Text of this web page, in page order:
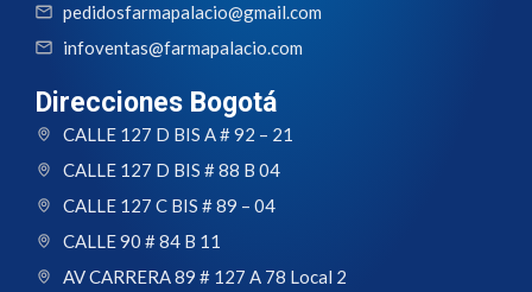
pedidosfarmapalacio@gmail.com
infoventas@farmapalacio.com
Direcciones Bogotá
CALLE 127 D BIS A # 92 – 21
CALLE 127 D BIS # 88 B 04
CALLE 127 C BIS # 89 – 04
CALLE 90 # 84 B 11
AV CARRERA 89 # 127 A 78 Local 2